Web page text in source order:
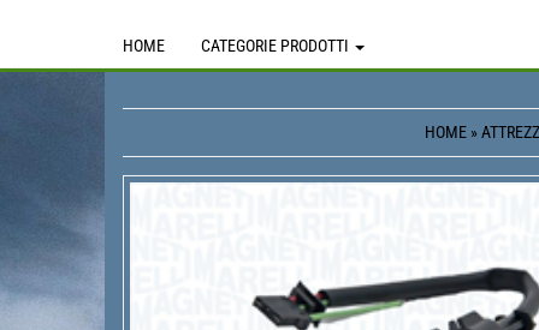
HOME CATEGORIE PRODOTTI
HOME »